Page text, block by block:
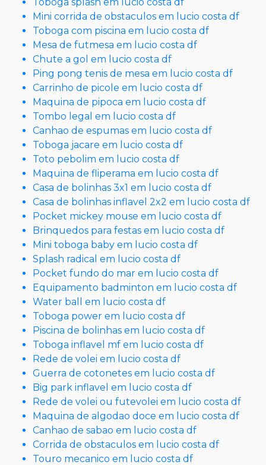
Mini corrida de obstaculos em lucio costa df
Toboga com piscina em lucio costa df
Mesa de futmesa em lucio costa df
Chute a gol em lucio costa df
Ping pong tenis de mesa em lucio costa df
Carrinho de picole em lucio costa df
Maquina de pipoca em lucio costa df
Tombo legal em lucio costa df
Canhao de espumas em lucio costa df
Toboga jacare em lucio costa df
Toto pebolim em lucio costa df
Maquina de fliperama em lucio costa df
Casa de bolinhas 3x1 em lucio costa df
Casa de bolinhas inflavel 2x2 em lucio costa df
Pocket mickey mouse em lucio costa df
Brinquedos para festas em lucio costa df
Mini toboga baby em lucio costa df
Splash radical em lucio costa df
Pocket fundo do mar em lucio costa df
Equipamento badminton em lucio costa df
Water ball em lucio costa df
Toboga power em lucio costa df
Piscina de bolinhas em lucio costa df
Toboga inflavel mf em lucio costa df
Rede de volei em lucio costa df
Guerra de cotonetes em lucio costa df
Big park inflavel em lucio costa df
Rede de volei ou futevolei em lucio costa df
Maquina de algodao doce em lucio costa df
Canhao de sabao em lucio costa df
Corrida de obstaculos em lucio costa df
Touro mecanico em lucio costa df